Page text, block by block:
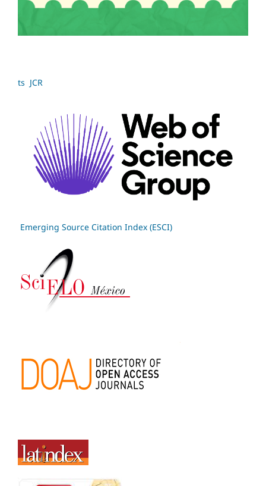
ts JCR
Emerging Source Citation Index (ESCI)